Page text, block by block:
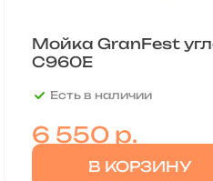
Мойка GranFest
C960E
Есть в наличии
6 550р.
В КОРЗИНУ